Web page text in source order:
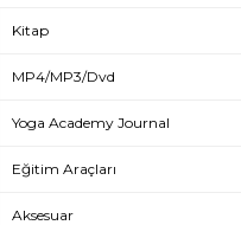
Kitap
MP4/MP3/Dvd
Yoga Academy Journal
Eğitim Araçları
Aksesuar